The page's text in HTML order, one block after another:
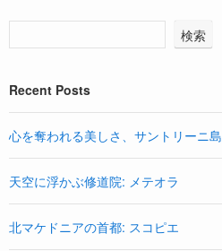
検索
Recent Posts
心を奪われる美しさ、サントリーニ島
天空に浮かぶ修道院: メテオラ
北マケドニアの首都: スコピエ